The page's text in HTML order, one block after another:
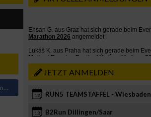
JETZT ANMELDEN
12 RUN5 TEAMSTAFFEL - Wiesbaden
13 B2Run Dillingen/Saar